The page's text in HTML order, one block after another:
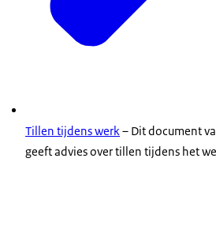
Tillen tijdens werk– Dit document
geeft advies over tillen tijdens het